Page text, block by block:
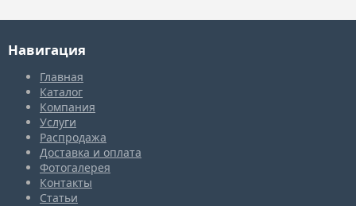
Навигация
Главная
Каталог
Компания
Услуги
Распродажа
Доставка и оплата
Фотогалерея
Контакты
Статьи